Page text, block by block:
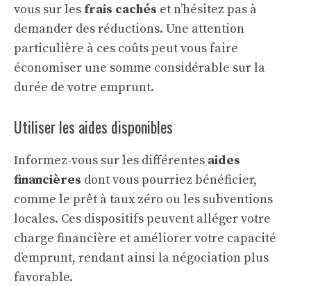
vous sur les frais cachés et n’hésitez pas à
demander des réductions. Une attention
particulière à ces coûts peut vous faire
économiser une somme considérable sur la
durée de votre emprunt.
Utiliser les aides disponibles
Informez-vous sur les différentes aides
financières dont vous pourriez bénéficier,
comme le prêt à taux zéro ou les subventions
locales. Ces dispositifs peuvent alléger votre
charge financière et améliorer votre capacité
d’emprunt, rendant ainsi la négociation plus
favorable.